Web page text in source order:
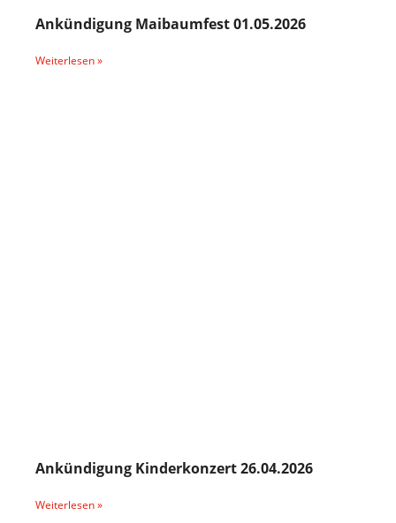
Ankündigung Maibaumfest 01.05.2026
Weiterlesen »
Ankündigung Kinderkonzert 26.04.2026
Weiterlesen »